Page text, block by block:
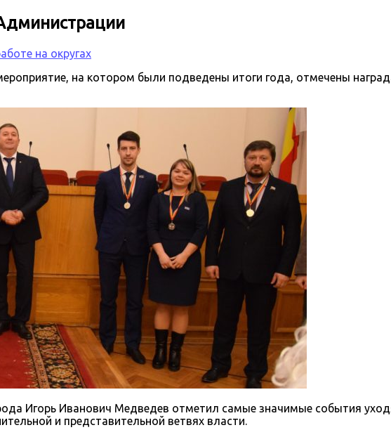
на округах
на котором были подведены итоги года, отмечены
Игорь Иванович Медведев отметил самые значимые события
и представительной ветвях власти.